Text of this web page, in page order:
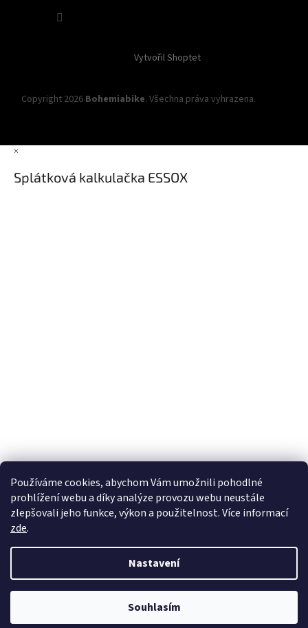
Používáme cookies, abychom Vám umožnili pohodlné
prohlížení webu a díky analýze provozu webu neustále
zlepšovali jeho funkce, výkon a použitelnost. Více informací
zde.
Nastavení
Souhlasím
Vytvořil Shoptet
Copyright 2026 Bohemiabike. Všechna práva vyhrazena.
×
Splátková kalkulačka ESSOX